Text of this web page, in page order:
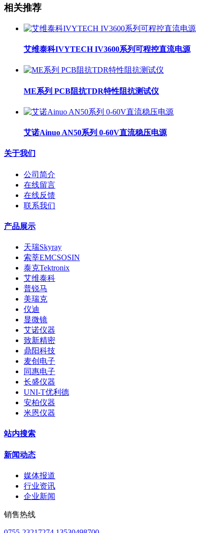
相关推荐
艾维泰科IVYTECH IV3600系列可程控直流电源
ME系列 PCB阻抗TDR特性阻抗测试仪
艾诺Ainuo AN50系列 0-60V直流稳压电源
关于我们
公司简介
在线留言
在线反馈
联系我们
产品展示
天瑞Skyray
索莘EMCSOSIN
泰克Tektronix
艾维泰科
普锐马
美瑞克
仪迪
显微镜
艾诺仪器
致新精密
鼎阳科技
麦创电子
同惠电子
长盛仪器
UNI-T优利德
安柏仪器
米恩仪器
站内搜索
新闻动态
媒体报道
行业资讯
企业新闻
销售热线